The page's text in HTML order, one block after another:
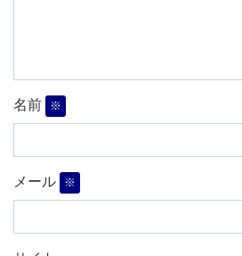
名前 ※
メール ※